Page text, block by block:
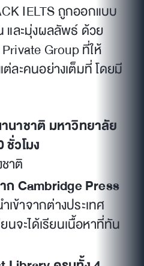
IELTS ถูกออกแบบ
และมุ่งผลลัพธ์ ด้วย
Group ที่ให้
ต่ละคนอย่างเต็มที่ โดยมี
นาชาติ มหาวิทยาลัย
วโมง
าติ
ก Cambridge Press
ข้าจากต่างประเทศ
นจะได้เรียนเนื้อหาที่ทัน